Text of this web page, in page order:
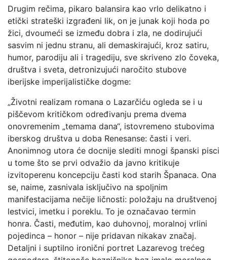
Drugim rečima, pikaro balansira kao vrlo delikatno i
etički strateški izgrađeni lik, on je junak koji hoda po
žici, dvoumeći se između dobra i zla, ne dodirujući
sasvim ni jednu stranu, ali demaskirajući, kroz satiru,
humor, parodiju ali i tragediju, sve skriveno zlo čoveka,
društva i sveta, detronizujući naročito stubove
iberijske imperijalističke dogme:
„Životni realizam romana o Lazarčiću ogleda se i u
piščevom kritičkom određivanju prema dvema
onovremenim „temama dana“, istovremeno stubovima
iberskog društva u doba Renesanse: časti i veri.
Anonimnog utora će docnije slediti mnogi španski pisci
u tome što se prvi odvažio da javno kritikuje
izvitoperenu koncepciju časti kod starih Španaca. Ona
se, naime, zasnivala isključivo na spoljnim
manifestacijama nečije ličnosti: položaju na društvenoj
lestvici, imetku i poreklu. To je označavao termin
honra. Časti, međutim, kao duhovnoj, moralnoj vrlini
pojedinca – honor – nije pridavan nikakav značaj.
Detaljni i suptilno ironični portret Lazarevog trećeg